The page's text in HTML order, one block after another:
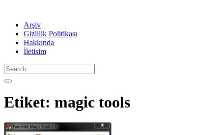
Arşiv
Gizlilik Politikası
Hakkında
İletisim
Etiket: magic tools